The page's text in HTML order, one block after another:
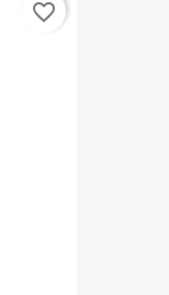
favorite_border